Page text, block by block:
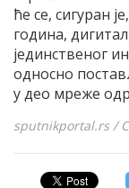
ће се, сигуран
година,
јединственог
односно
у део мреже
sputnikportal.rs /